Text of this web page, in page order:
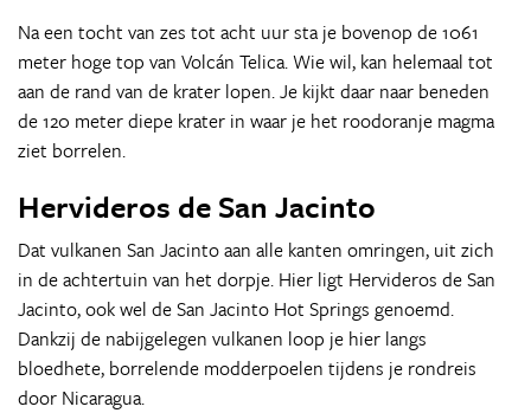
Na een tocht van zes tot acht uur sta je bovenop de 1061
meter hoge top van Volcán Telica. Wie wil, kan helemaal tot
aan de rand van de krater lopen. Je kijkt daar naar beneden
de 120 meter diepe krater in waar je het roodoranje magma
ziet borrelen.
Hervideros de San Jacinto
Dat vulkanen San Jacinto aan alle kanten omringen, uit zich
in de achtertuin van het dorpje. Hier ligt Hervideros de San
Jacinto, ook wel de San Jacinto Hot Springs genoemd.
Dankzij de nabijgelegen vulkanen loop je hier langs
bloedhete, borrelende modderpoelen tijdens je rondreis
door Nicaragua.